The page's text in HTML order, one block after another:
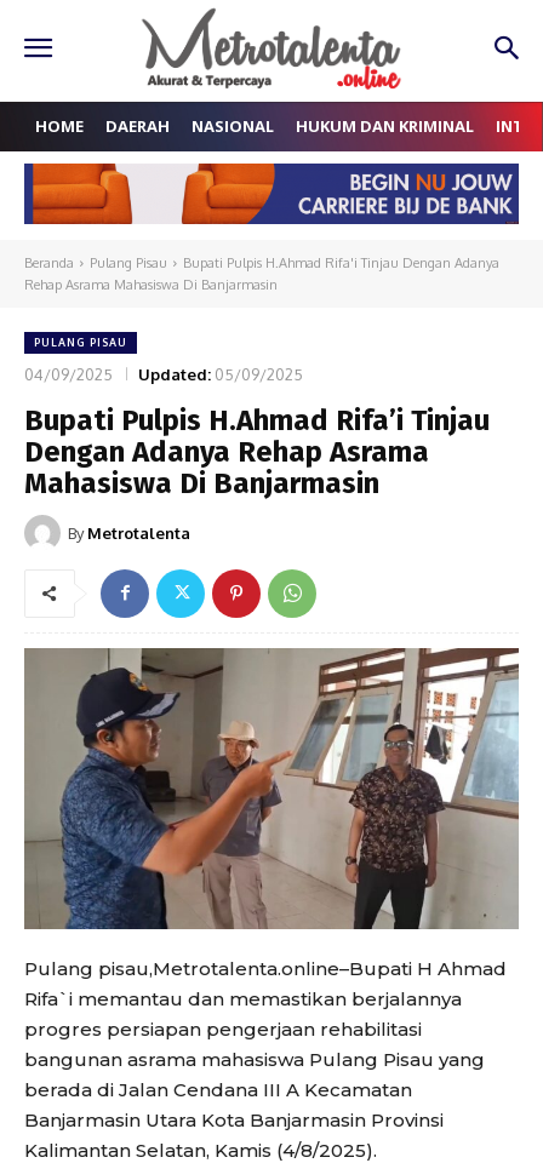
HOME DAERAH NASIONAL HUKUM DAN KRIMINAL
Beranda Pulang Pisau
Bupati Pulpis H.Ahmad Rifa'i Tinjau Dengan Adanya
Rehap Asrama Mahasiswa Di Banjarmasin
PULANG PISAU
04/09/2025 Updated: 05/09/2025
Bupati Pulpis H.Ahmad Rifa’i Tinjau
Dengan Adanya Rehap Asrama
Mahasiswa Di Banjarmasin
By Metrotalenta
Pulang pisau,Metrotalenta.online–Bupati H Ahmad
Rifa`i memantau dan memastikan berjalannya
progres persiapan pengerjaan rehabilitasi
bangunan asrama mahasiswa Pulang Pisau yang
berada di Jalan Cendana III A Kecamatan
Banjarmasin Utara Kota Banjarmasin Provinsi
Kalimantan Selatan, Kamis (4/8/2025).